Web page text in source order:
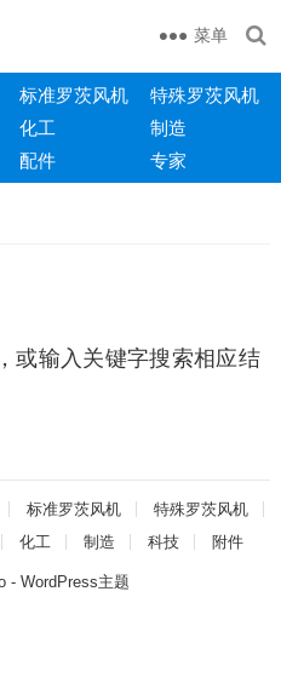
菜单
标准罗茨风机
特殊罗茨风机
化工
制造
配件 专家
或输入关键字搜索相应结
标准罗茨风机
特殊罗茨风机
化工 制造 科技 附件
- WordPress主题